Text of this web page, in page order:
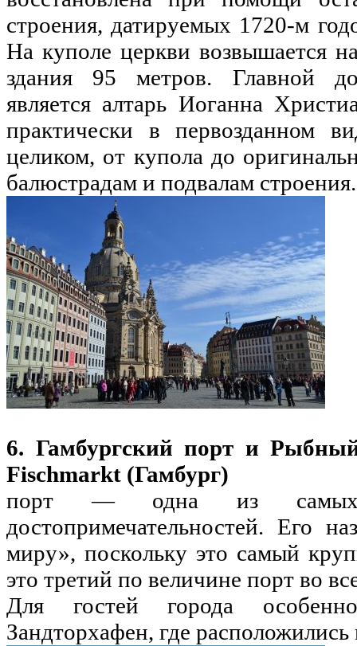
строения, датируемых 1720-м
На куполе церкви возвышается
здания 95 метров. Главной
является алтарь Иоганна
практически в первозданном
целиком, от купола до
балюстрадам и подвалам строения.
6. Гамбургский порт и
Fischmarkt (Гамбург)
порт — одна из самых
достопримечательностей. Его
миру», поскольку это самый
это третий по величине порт во
Для гостей города
Зандторхафен, где расположились